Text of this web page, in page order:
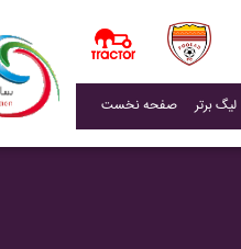
صفحه نخست لیگ برتر